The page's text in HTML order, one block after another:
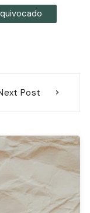
Post